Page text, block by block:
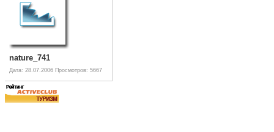
nature_741
Дата: 28.07.2006 Просмотров: 5667